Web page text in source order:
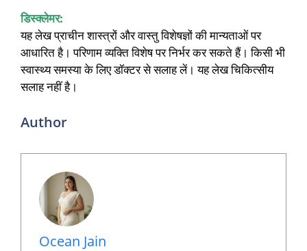
डिस्क्लेमर:
यह लेख प्राचीन शास्त्रों और वास्तु विशेषज्ञों की मान्यताओं पर
आधारित है। परिणाम व्यक्ति विशेष पर निर्भर कर सकते हैं। किसी भी
स्वास्थ्य समस्या के लिए डॉक्टर से सलाह लें। यह लेख चिकित्सीय
सलाह नहीं है।
Author
Ocean Jain